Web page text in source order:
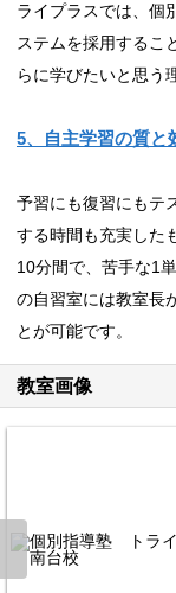
ライプラスでは、個
ステムを採用するこ
らに学びたいと思う
5、自主学習の質と
予習にも復習にもテ
する時間も充実した
10分間で、苦手な1
の自習室には教室長
とが可能です。
教室画像